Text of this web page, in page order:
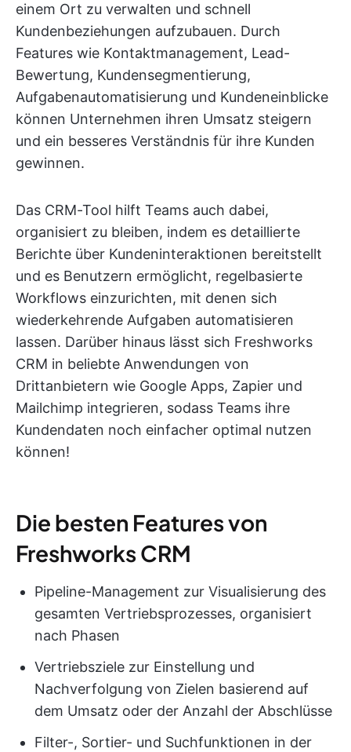
einem Ort zu verwalten und schnell
Kundenbeziehungen aufzubauen. Durch
Features wie Kontaktmanagement, Lead-
Bewertung, Kundensegmentierung,
Aufgabenautomatisierung und Kundeneinblicke
können Unternehmen ihren Umsatz steigern
und ein besseres Verständnis für ihre Kunden
gewinnen.
Das CRM-Tool hilft Teams auch dabei,
organisiert zu bleiben, indem es detaillierte
Berichte über Kundeninteraktionen bereitstellt
und es Benutzern ermöglicht, regelbasierte
Workflows einzurichten, mit denen sich
wiederkehrende Aufgaben automatisieren
lassen. Darüber hinaus lässt sich Freshworks
CRM in beliebte Anwendungen von
Drittanbietern wie Google Apps, Zapier und
Mailchimp integrieren, sodass Teams ihre
Kundendaten noch einfacher optimal nutzen
können!
Die besten Features von
Freshworks CRM
Pipeline-Management zur Visualisierung des
gesamten Vertriebsprozesses, organisiert
nach Phasen
Vertriebsziele zur Einstellung und
Nachverfolgung von Zielen basierend auf
dem Umsatz oder der Anzahl der Abschlüsse
Filter-, Sortier- und Suchfunktionen in der